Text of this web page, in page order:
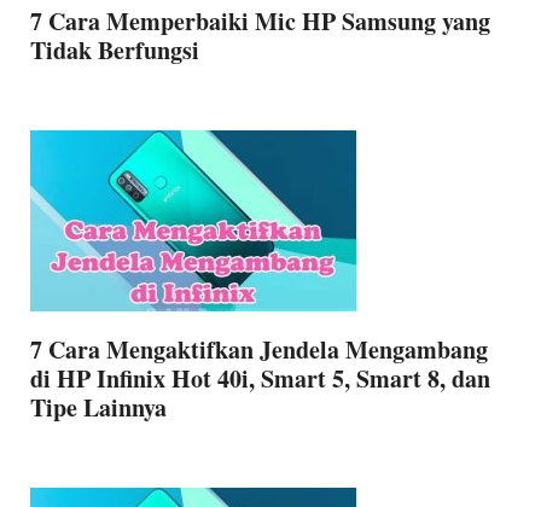
7 Cara Memperbaiki Mic HP Samsung yang
Tidak Berfungsi
7 Cara Mengaktifkan Jendela Mengambang
di HP Infinix Hot 40i, Smart 5, Smart 8, dan
Tipe Lainnya